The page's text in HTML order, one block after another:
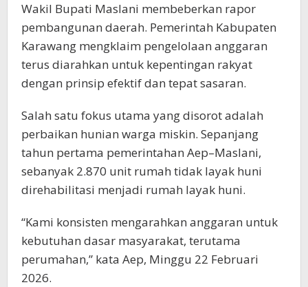
Wakil Bupati Maslani membeberkan rapor
pembangunan daerah. Pemerintah Kabupaten
Karawang mengklaim pengelolaan anggaran
terus diarahkan untuk kepentingan rakyat
dengan prinsip efektif dan tepat sasaran.
Salah satu fokus utama yang disorot adalah
perbaikan hunian warga miskin. Sepanjang
tahun pertama pemerintahan Aep–Maslani,
sebanyak 2.870 unit rumah tidak layak huni
direhabilitasi menjadi rumah layak huni.
“Kami konsisten mengarahkan anggaran untuk
kebutuhan dasar masyarakat, terutama
perumahan,” kata Aep, Minggu 22 Februari
2026.